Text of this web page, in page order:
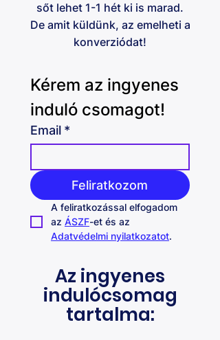
sőt lehet 1-1 hét ki is marad.
De amit küldünk, az emelheti a
konverziódat!
Kérem az ingyenes
induló csomagot!
Email *
Feliratkozom
A feliratkozással elfogadom
az ÁSZF
Adatvédelmi nyilatkozatot
Az ingyenes
indulócsomag
tartalma: